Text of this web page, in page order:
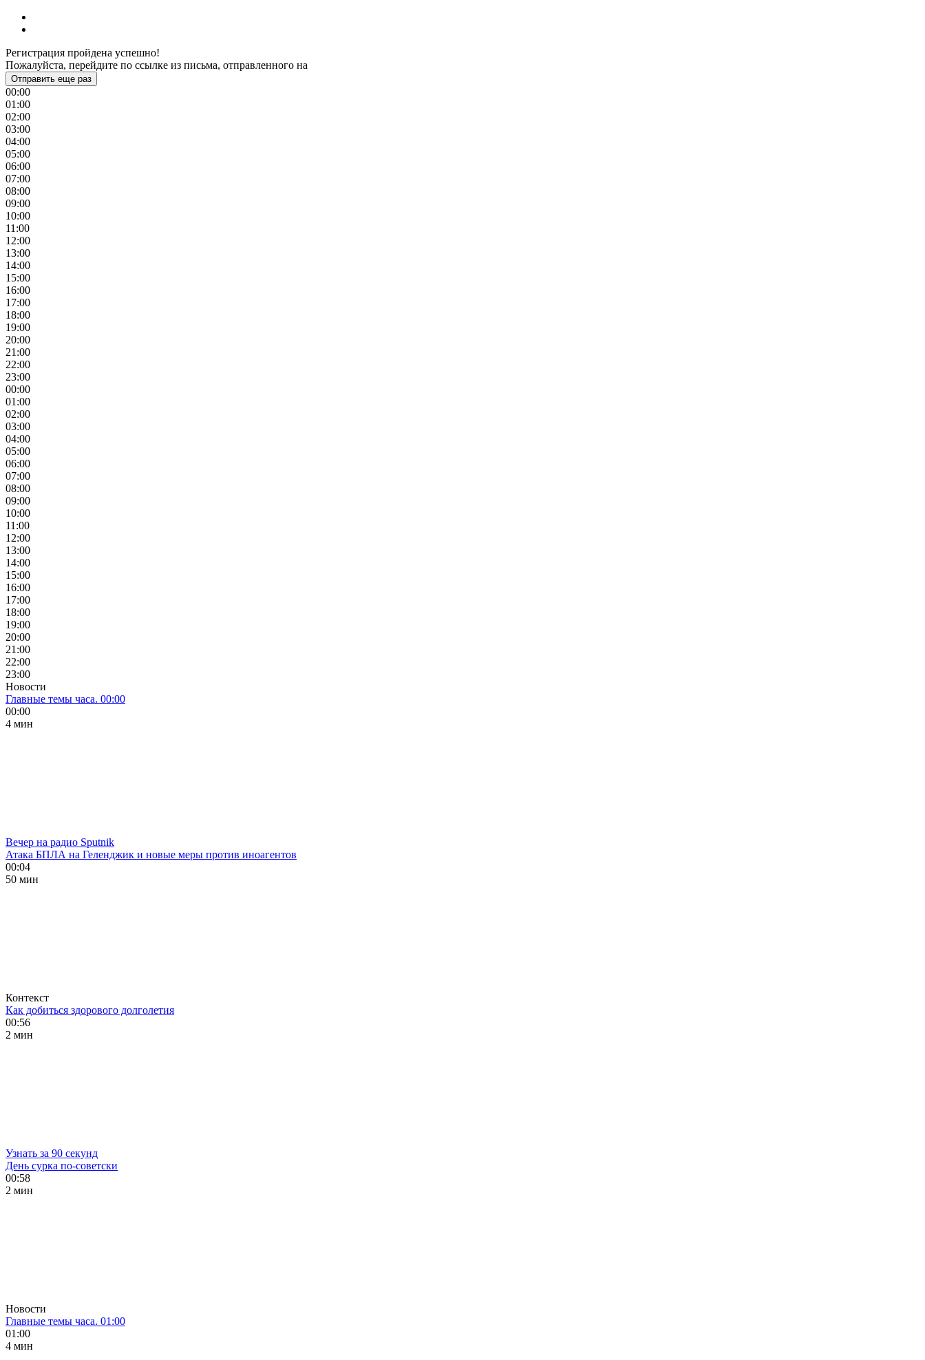
Регистрация пройдена успешно!
Пожалуйста, перейдите по ссылке из письма, отправленного на
Отправить еще раз
00:00
01:00
02:00
03:00
04:00
05:00
06:00
07:00
08:00
09:00
10:00
11:00
12:00
13:00
14:00
15:00
16:00
17:00
18:00
19:00
20:00
21:00
22:00
23:00
00:00
01:00
02:00
03:00
04:00
05:00
06:00
07:00
08:00
09:00
10:00
11:00
12:00
13:00
14:00
15:00
16:00
17:00
18:00
19:00
20:00
21:00
22:00
23:00
Новости
Главные темы часа. 00:00
00:00
4 мин
Вечер на радио Sputnik
Атака БПЛА на Геленджик и новые меры против иноагентов
00:04
50 мин
Контекст
Как добиться здорового долголетия
00:56
2 мин
Узнать за 90 секунд
День сурка по-советски
00:58
2 мин
Новости
Главные темы часа. 01:00
01:00
4 мин